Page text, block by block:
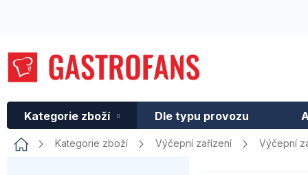
Kategorie zboží
Dle typu provozu
Domů Kategorie zboží Výčepní zařízení Výčepní